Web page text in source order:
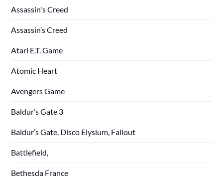
Assassin's Creed
Assassin’s Creed
Atari E.T. Game
Atomic Heart
Avengers Game
Baldur’s Gate 3
Baldur’s Gate, Disco Elysium, Fallout
Battlefield,
Bethesda France